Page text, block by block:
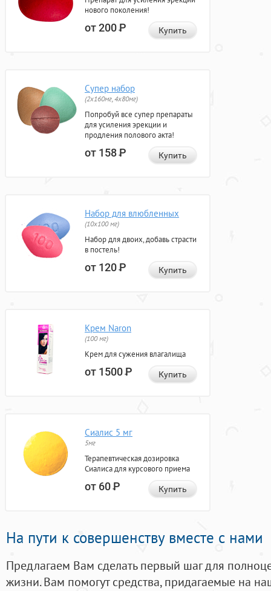
нового поколения!
от 200Р Купить
Супер набор
(2х160мг, 4х80мг)
Попробуй все супер препараты
для усиления эрекции и
продления полового акта!
от 158Р Купить
Набор для влюбленных
(10х100 мг)
Набор для двоих, добавь страсти
в постель!
от 120Р Купить
Крем Naron
(100 мг)
Крем для сужения влагалища
от 1500Р Купить
Сиалис 5 мг
5мг
Терапевтическая дозировка
Сиалиса для курсового приема
от 60Р Купить
На пути к совершенству вместе с нами
Предлагаем Вам сделать первый шаг для
жизни. Вам помогут средства, придагаемые на